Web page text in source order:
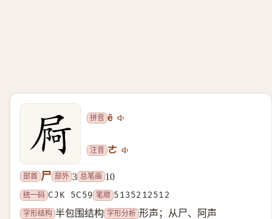
拼音 ē
注音 ㄜ
部首 尸 部外 3 总笔画 10
统一码 CJK 5C59 笔顺 5135212512
字形结构 半包围结构 字形分析 形声；从尸、阿声